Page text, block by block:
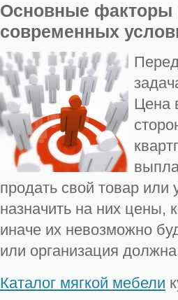
Основные факторы
современных
Цена
продать свой товар или
назначить на них
иначе их невозможно
или организация
Каталог мягкой мебели